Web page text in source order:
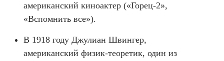
американский киноактер («Горец-2»,
«Вспомнить все»).
В 1918 году Джулиан Швингер,
американский физик-теоретик, один из